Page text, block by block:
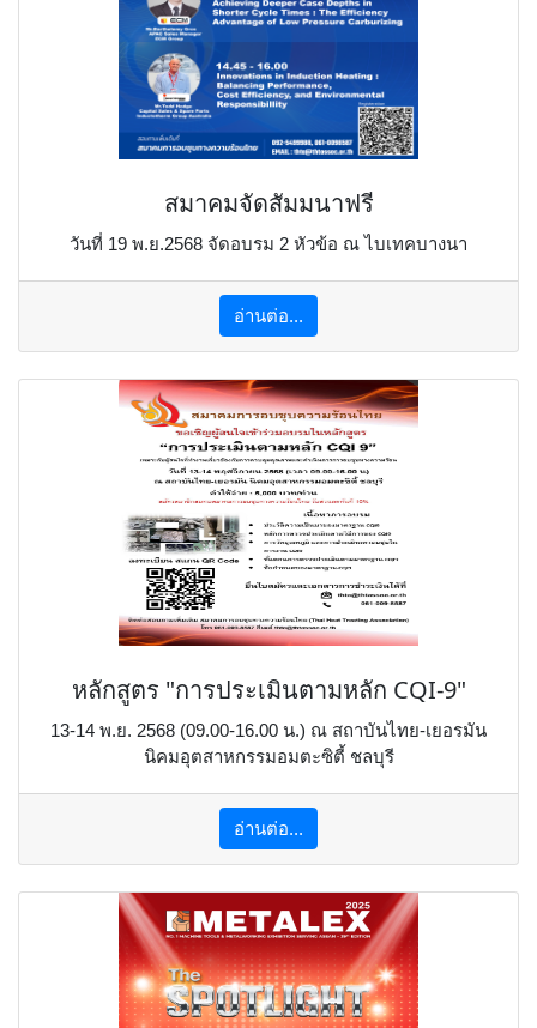
สมาคมจัดสัมมนาฟรี
วันที่ 19 พ.ย.2568 จัดอบรม 2 หัวข้อ ณ ไบเทคบางนา
อ่านต่อ...
หลักสูตร "การประเมินตามหลัก CQI-9"
13-14 พ.ย. 2568 (09.00-16.00 น.) ณ สถาบันไทย-เยอรมัน
นิคมอุตสาหกรรมอมตะซิตี้ ชลบุรี
อ่านต่อ...